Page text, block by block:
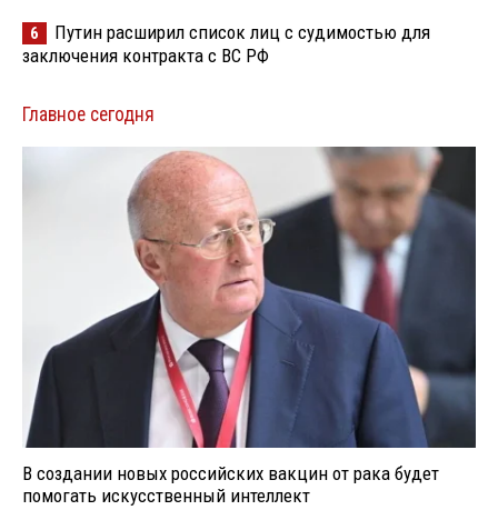
6
Путин расширил список лиц с судимостью для
заключения контракта с ВС РФ
Главное сегодня
В создании новых российских вакцин от рака будет
помогать искусственный интеллект